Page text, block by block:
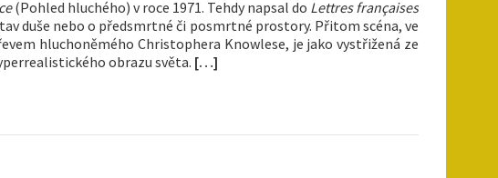
(Pohled hluchého) v roce 1971. Tehdy napsal do Lettres françaises
duše nebo o předsmrtné či posmrtné prostory. Přitom scéna, ve
hluchoněmého Christophera Knowlese, je jako vystřižená ze
obrazu světa. […]